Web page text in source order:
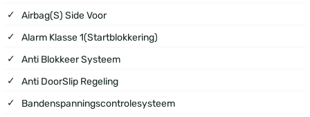
Airbag(s) Side Voor
Alarm Klasse 1(startblokkering)
Anti Blokkeer Systeem
Anti DoorSlip Regeling
Bandenspanningscontrolesysteem